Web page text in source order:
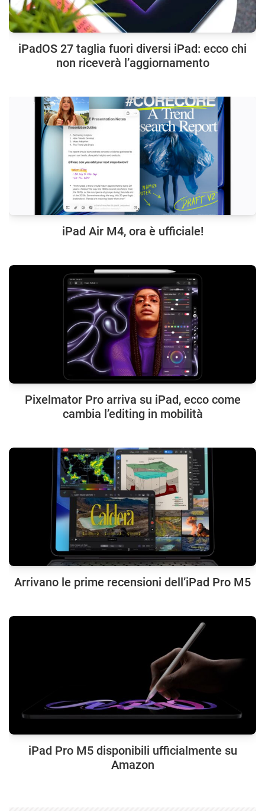
iPadOS 27 taglia fuori diversi iPad: ecco chi
non riceverà l’aggiornamento
iPad Air M4, ora è ufficiale!
Pixelmator Pro arriva su iPad, ecco come
cambia l’editing in mobilità
Arrivano le prime recensioni dell’iPad Pro M5
iPad Pro M5 disponibili ufficialmente su
Amazon